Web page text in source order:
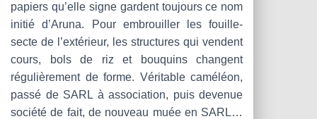
papiers qu’elle signe gardent toujours ce nom
initié d’Aruna. Pour embrouiller les fouille-
secte de l’extérieur, les structures qui vendent
cours, bols de riz et bouquins changent
régulièrement de forme. Véritable caméléon,
passé de SARL à association, puis devenue
société de fait, de nouveau muée en SARL…